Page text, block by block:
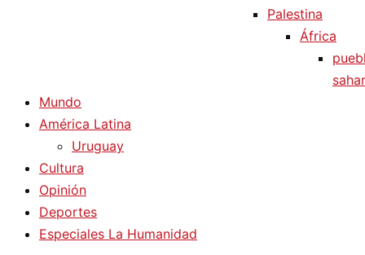
Palestina
África
Mundo
América Latina
Uruguay
Cultura
Opinión
Deportes
Especiales La Humanidad